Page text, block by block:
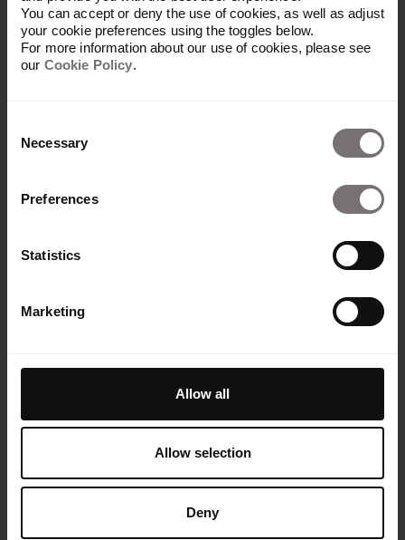
You can accept or deny the use of cookies, as well as adjust
your cookie preferences using the toggles below.
For more information about our use of cookies, please see
our Cookie Policy.
Selection
Necessary
Preferences
Statistics
Marketing
Allow all
Allow selection
Deny
Découvrez comment un projet de rebranding a
permis aux parties prenantes du groupe
Kuehne+Nagel de faire progresser la collaboration
autour de la marque à l’échelle mondiale.
MAN
Apprenez comment MAN Truck & Bus continue
central.